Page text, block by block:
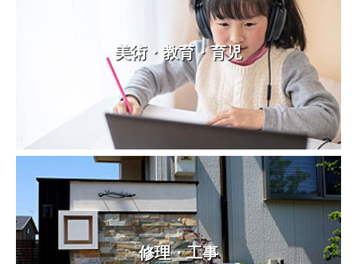
美術・教育・育児
修理・工事